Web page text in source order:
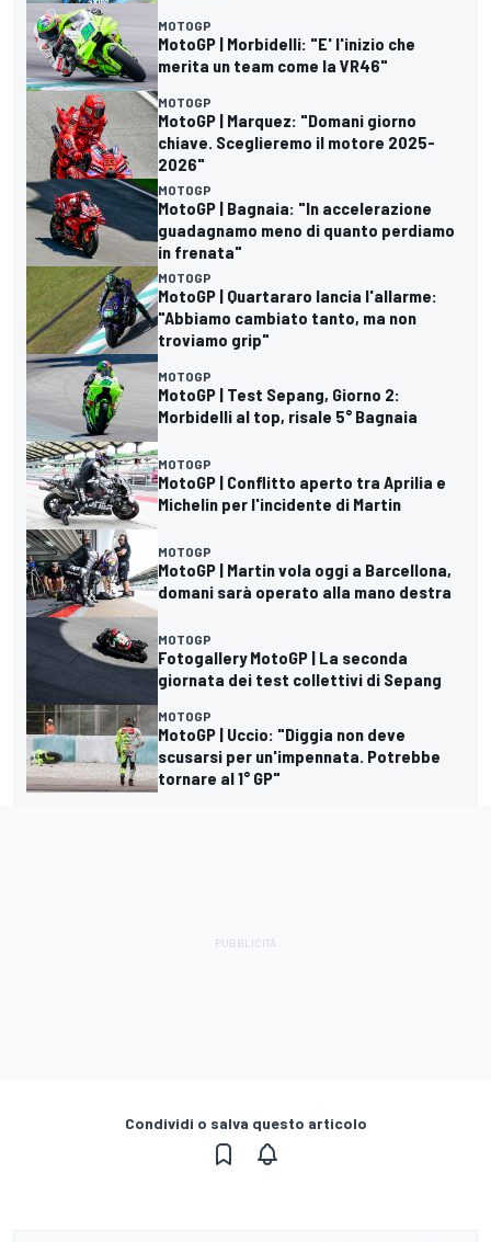
MOTOGP
MotoGP | Morbidelli: "E' l'inizio che
merita un team come la VR46"
MOTOGP
MotoGP | Marquez: "Domani giorno
chiave. Sceglieremo il motore 2025-
2026"
MOTOGP
MotoGP | Bagnaia: "In accelerazione
guadagnamo meno di quanto perdiamo
in frenata"
MOTOGP
MotoGP | Quartararo lancia l'allarme:
"Abbiamo cambiato tanto, ma non
troviamo grip"
MOTOGP
MotoGP | Test Sepang, Giorno 2:
Morbidelli al top, risale 5° Bagnaia
MOTOGP
MotoGP | Conflitto aperto tra Aprilia e
Michelin per l'incidente di Martin
MOTOGP
MotoGP | Martin vola oggi a Barcellona,
domani sarà operato alla mano destra
MOTOGP
Fotogallery MotoGP | La seconda
giornata dei test collettivi di Sepang
MOTOGP
MotoGP | Uccio: "Diggia non deve
scusarsi per un'impennata. Potrebbe
tornare al 1° GP"
Condividi o salva questo articolo